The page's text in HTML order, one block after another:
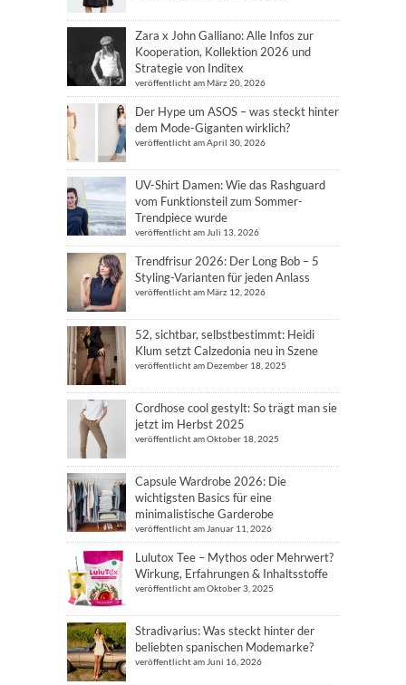
Zara x John Galliano: Alle Infos zur
Kooperation, Kollektion 2026 und
Strategie von Inditex
veröffentlicht am März 20, 2026
Der Hype um ASOS – was steckt hinter
dem Mode-Giganten wirklich?
veröffentlicht am April 30, 2026
UV-Shirt Damen: Wie das Rashguard
vom Funktionsteil zum Sommer-
Trendpiece wurde
veröffentlicht am Juli 13, 2026
Trendfrisur 2026: Der Long Bob – 5
Styling-Varianten für jeden Anlass
veröffentlicht am März 12, 2026
52, sichtbar, selbstbestimmt: Heidi
Klum setzt Calzedonia neu in Szene
veröffentlicht am Dezember 18, 2025
Cordhose cool gestylt: So trägt man sie
jetzt im Herbst 2025
veröffentlicht am Oktober 18, 2025
Capsule Wardrobe 2026: Die
wichtigsten Basics für eine
minimalistische Garderobe
veröffentlicht am Januar 11, 2026
Lulutox Tee – Mythos oder Mehrwert?
Wirkung, Erfahrungen & Inhaltsstoffe
veröffentlicht am Oktober 3, 2025
Stradivarius: Was steckt hinter der
beliebten spanischen Modemarke?
veröffentlicht am Juni 16, 2026